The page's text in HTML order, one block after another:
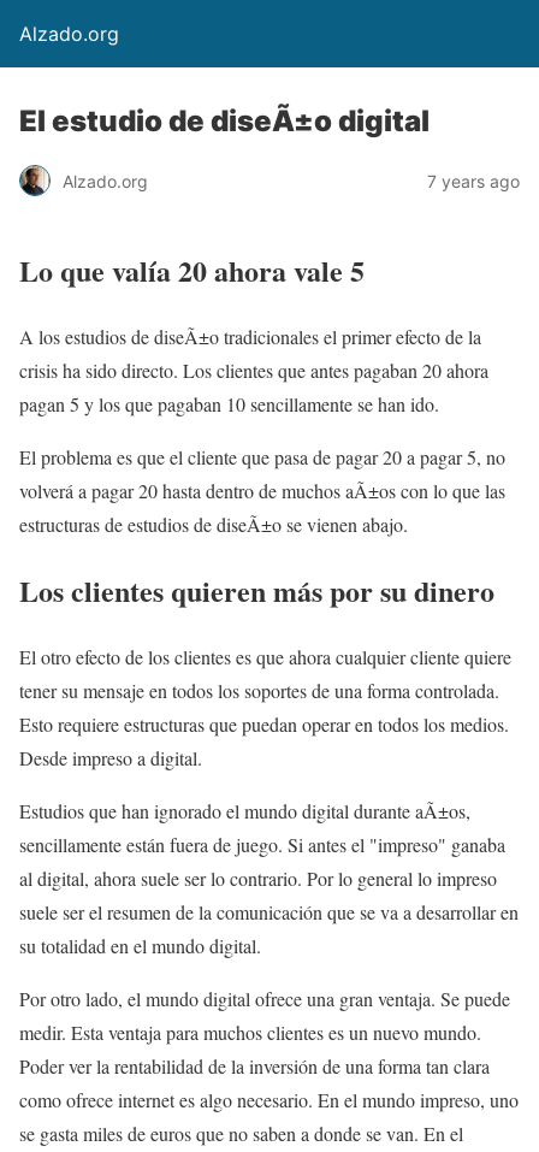
Alzado.org
El estudio de diseÃ±o digital
Alzado.org 7 years ago
Lo que valía 20 ahora vale 5
A los estudios de diseÃ±o tradicionales el primer efecto de la
crisis ha sido directo. Los clientes que antes pagaban 20 ahora
pagan 5 y los que pagaban 10 sencillamente se han ido.
El problema es que el cliente que pasa de pagar 20 a pagar 5, no
volverá a pagar 20 hasta dentro de muchos aÃ±os con lo que las
estructuras de estudios de diseÃ±o se vienen abajo.
Los clientes quieren más por su dinero
El otro efecto de los clientes es que ahora cualquier cliente quiere
tener su mensaje en todos los soportes de una forma controlada.
Esto requiere estructuras que puedan operar en todos los medios.
Desde impreso a digital.
Estudios que han ignorado el mundo digital durante aÃ±os,
sencillamente están fuera de juego. Si antes el "impreso" ganaba
al digital, ahora suele ser lo contrario. Por lo general lo impreso
suele ser el resumen de la comunicación que se va a desarrollar en
su totalidad en el mundo digital.
Por otro lado, el mundo digital ofrece una gran ventaja. Se puede
medir. Esta ventaja para muchos clientes es un nuevo mundo.
Poder ver la rentabilidad de la inversión de una forma tan clara
como ofrece internet es algo necesario. En el mundo impreso, uno
se gasta miles de euros que no saben a donde se van. En el